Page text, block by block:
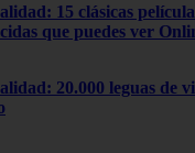
15 clásicas
que puedes ver
20.000 leguas de